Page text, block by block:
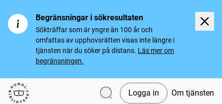
Begränsningar i sökresultaten
Sökträffar som är yngre än 100 år och
omfattas av upphovsrätten visas inte längre i
tjänsten när du söker på distans. Läs mer om
begränsningen.
Svenska tidningar
Logga in Om tjänsten